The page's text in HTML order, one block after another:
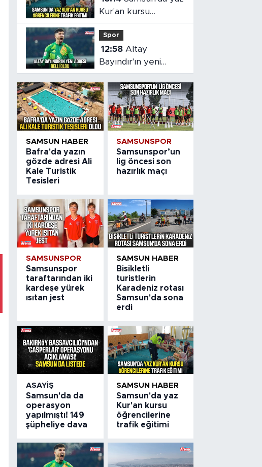
Kur'an kursu
öğrencilerine trafik
eğitimi
Spor
12:58 Altay
Bayındır'ın yeni
adresi İspanya! Celta
Vigo'ya kiralandı
SAMSUN HABER
Bafra'da yazın
gözde adresi Ali
Kale Turistik
Tesisleri
SAMSUNSPOR
Samsunspor’un
lig öncesi son
hazırlık maçı
SAMSUNSPOR
Samsunspor
taraftarından iki
kardeşe yürek
ısıtan jest
SAMSUN HABER
Bisikletli
turistlerin
Karadeniz rotası
Samsun'da sona
erdi
ASAYIŞ
Samsun'da da
operasyon
yapılmıştı! 149
şüpheliye dava
SAMSUN HABER
Samsun'da yaz
Kur'an kursu
öğrencilerine
trafik eğitimi